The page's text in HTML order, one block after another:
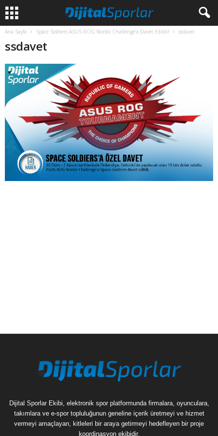
Ana Sayfa Space Soldiers ASUS ROG Nordic Challenge’a Davet Edildi! ssdavet
ssdavet
Dijital Sporlar Ekibi, elektronik spor platformunda firmalara, oyunculara,
takımlara ve e-spor topluluğunun geneline içerik üretmeyi ve hizmet
vermeyi amaçlayan, kitleleri bir araya getirmeyi hedefleyen bir proje
koordinasyon ekibidir.